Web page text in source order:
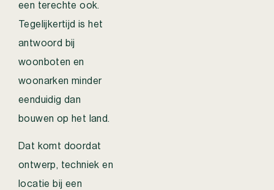
een terechte ook.
Tegelijkertijd is het
antwoord bij
woonboten en
woonarken minder
eenduidig dan
bouwen op het land.
Dat komt doordat
ontwerp, techniek en
locatie bij een